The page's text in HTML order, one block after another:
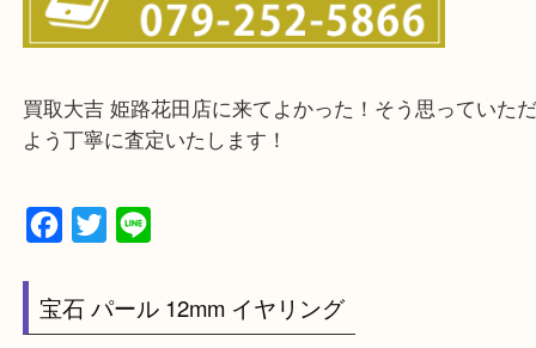
・ご来店前に確認しておきたい